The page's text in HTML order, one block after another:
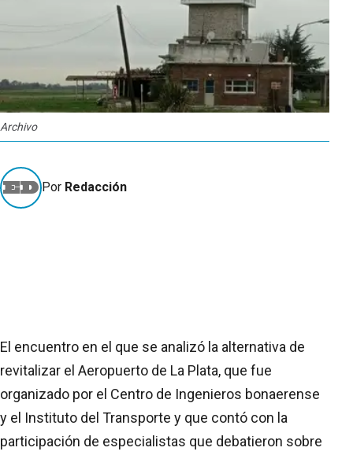
Archivo
Por Redacción
El encuentro en el que se analizó la alternativa de
revitalizar el Aeropuerto de La Plata, que fue
organizado por el Centro de Ingenieros bonaerense
y el Instituto del Transporte y que contó con la
participación de especialistas que debatieron sobre